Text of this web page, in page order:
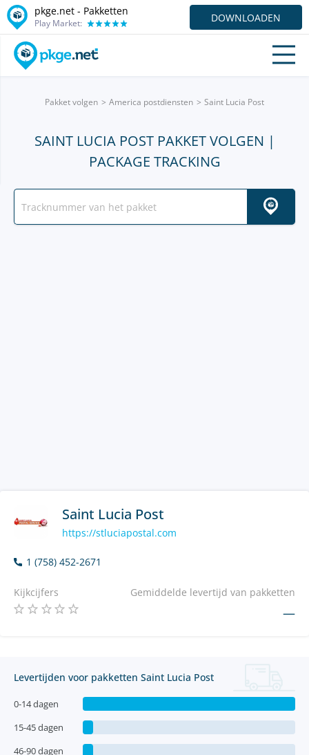
pkge.net - Pakketten
Play Market: DOWNLOADEN
Pakket volgen America postdiensten Saint Lucia Post
SAINT LUCIA POST PAKKET VOLGEN |
PACKAGE TRACKING
Saint Lucia Post
https://stluciapostal.com
1 (758) 452-2671
Kijkcijfers Gemiddelde levertijd van pakketten
—
Levertijden voor pakketten Saint Lucia Post
0-14 dagen
15-45 dagen
46-90 dagen